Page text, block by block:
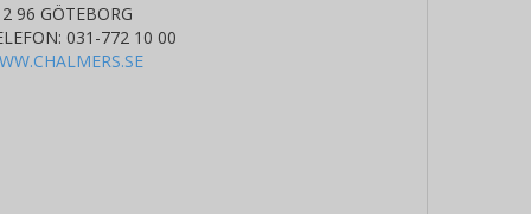
96 GÖTEBORG
031-772 10 00